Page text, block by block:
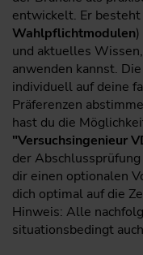
entwickelt. Er
Wahlpflichtmodulen
und aktuelles
anwenden kannst.
individuell auf deine
Präferenzen
hast du die
"Versuchsingenieur
der
dir einen optionalen
dich optimal auf die
Hinweis: Alle
situationsbedingt